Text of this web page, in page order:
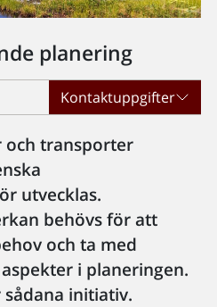
planering
Kontaktuppgifter
transporter
utvecklas.
behövs för att
och ta med
i planeringen.
initiativ.